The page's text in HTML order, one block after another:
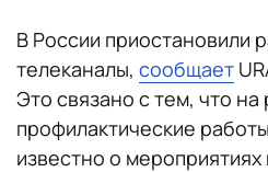
В России приостановили
телеканалы, сообщает
Это связано с тем, что на
профилактические
известно о мероприятиях